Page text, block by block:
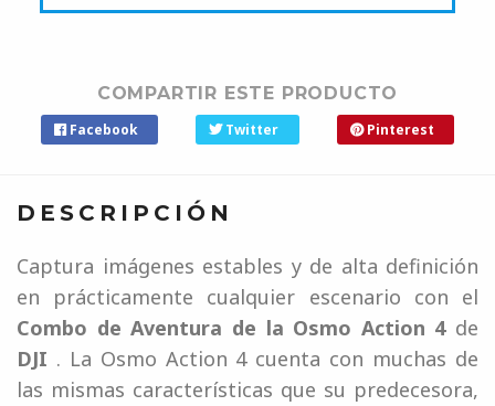
COMPARTIR ESTE PRODUCTO
Facebook Twitter Pinterest
DESCRIPCIÓN
Captura imágenes estables y de alta definición
en prácticamente cualquier escenario con el
Combo de Aventura de la Osmo Action 4de
DJI . La Osmo Action 4 cuenta con muchas de
las mismas características que su predecesora,